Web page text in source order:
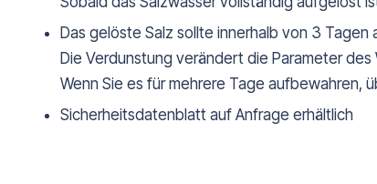
Das gelöste Salz sollte innerhalb von 3
Die Verdunstung verändert die Parameter
Wenn Sie es für mehrere Tage aufbewahren,
Sicherheitsdatenblatt auf Anfrage erhältlich